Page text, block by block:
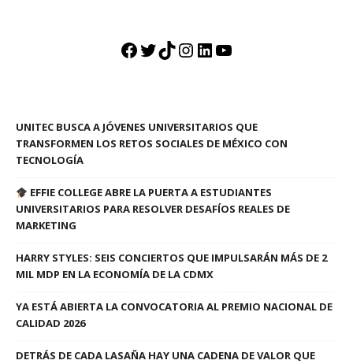
Facebook
Twitter
TikTok
Instagram
LinkedIn
YouTube
UNITEC BUSCA A JÓVENES UNIVERSITARIOS QUE
TRANSFORMEN LOS RETOS SOCIALES DE MÉXICO CON
TECNOLOGÍA
EFFIE COLLEGE ABRE LA PUERTA A ESTUDIANTES
UNIVERSITARIOS PARA RESOLVER DESAFÍOS REALES DE
MARKETING
HARRY STYLES: SEIS CONCIERTOS QUE IMPULSARÁN MÁS DE 2
MIL MDP EN LA ECONOMÍA DE LA CDMX
YA ESTÁ ABIERTA LA CONVOCATORIA AL PREMIO NACIONAL DE
CALIDAD 2026
DETRÁS DE CADA LASAÑA HAY UNA CADENA DE VALOR QUE